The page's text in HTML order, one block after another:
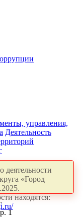
управления,
Деятельность
деятельности
«Город
находятся:
1